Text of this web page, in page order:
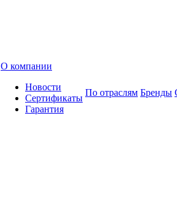
О компании
Новости
Сертификаты
Гарантия
По отраслям Бренды